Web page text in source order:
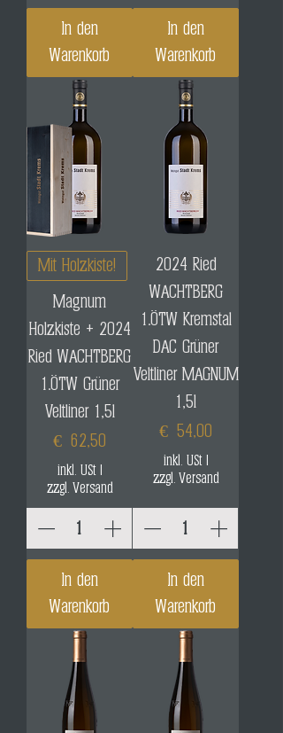
In den
Warenkorb
In den
Warenkorb
Mit Holzkiste!
Magnum
Holzkiste + 2024
Ried WACHTBERG
1.ÖTW Grüner
Veltliner 1,5l
Preis
€ 62,50
inkl. USt|
zzgl. Versand
In den
Warenkorb
2024 Ried
WACHTBERG
1.ÖTW Kremstal
DAC Grüner
Veltliner MAGNUM
1,5l
Preis
€ 54,00
inkl. USt|
zzgl. Versand
In den
Warenkorb